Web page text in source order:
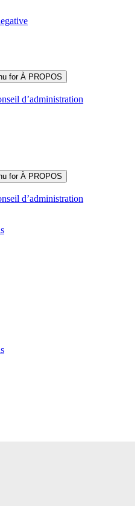
for À PROPOS
d’administration
for À PROPOS
d’administration